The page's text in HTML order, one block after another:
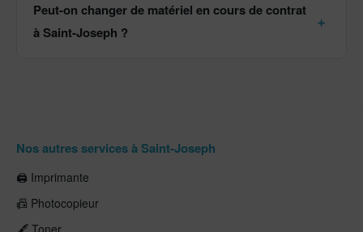
Peut-on changer de matériel en cours de contrat
à Saint-Joseph ?
Nos autres services à Saint-Joseph
🖨️ Imprimante
📠 Photocopieur